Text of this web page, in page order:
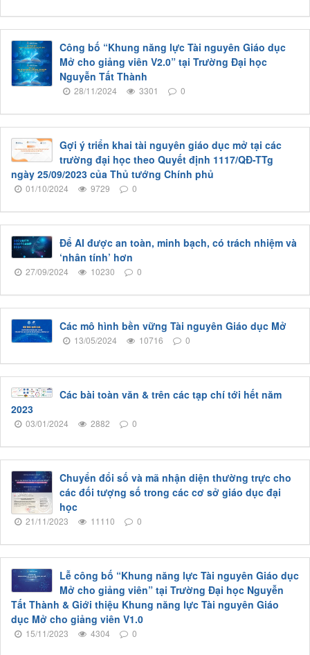
Công bố “Khung năng lực Tài nguyên Giáo dục
Mở cho giảng viên V2.0” tại Trường Đại học
Nguyễn Tất Thành
28/11/2024 3301 0
Gợi ý triển khai tài nguyên giáo dục mở tại các
trường đại học theo Quyết định 1117/QĐ-TTg
ngày 25/09/2023 của Thủ tướng Chính phủ
01/10/2024 9729 0
Để AI được an toàn, minh bạch, có trách nhiệm và
‘nhân tính’ hơn
27/09/2024 10230 0
Các mô hình bền vững Tài nguyên Giáo dục Mở
13/05/2024 10716 0
Các bài toàn văn & trên các tạp chí tới hết năm
2023
03/01/2024 2882 0
Chuyển đổi số và mã nhận diện thường trực cho
các đối tượng số trong các cơ sở giáo dục đại
học
21/11/2023 11110 0
Lễ công bố “Khung năng lực Tài nguyên Giáo dục
Mở cho giảng viên” tại Trường Đại học Nguyễn
Tất Thành & Giới thiệu Khung năng lực Tài nguyên Giáo
dục Mở cho giảng viên V1.0
15/11/2023 4304 0